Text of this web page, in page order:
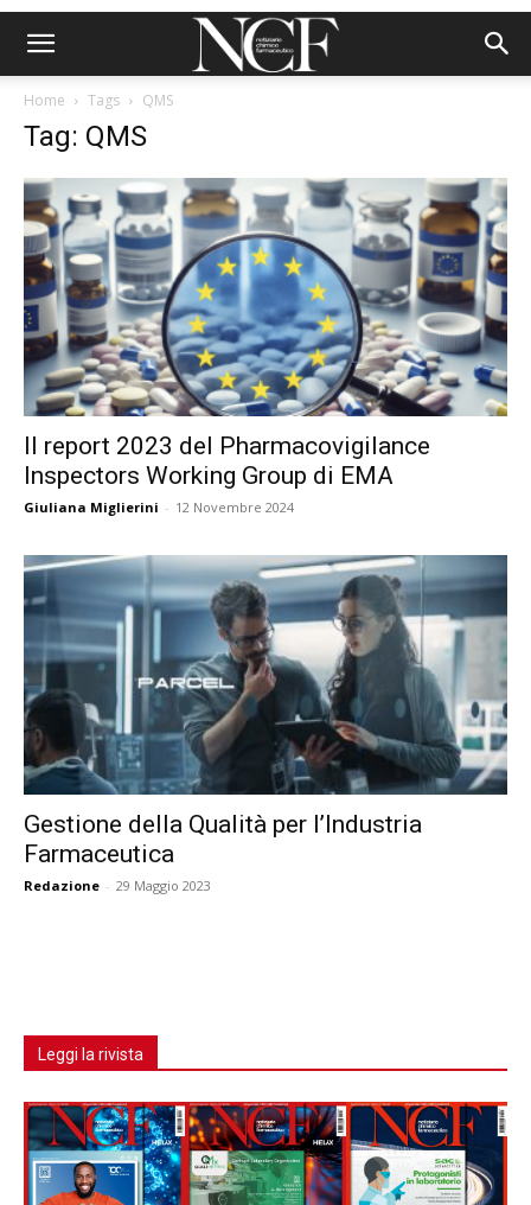
Home Tags QMS
Tag: QMS
Il report 2023 del Pharmacovigilance
Inspectors Working Group di EMA
Giuliana Miglierini - 12 Novembre 2024
Gestione della Qualità per l’Industria
Farmaceutica
Redazione - 29 Maggio 2023
Leggi la rivista